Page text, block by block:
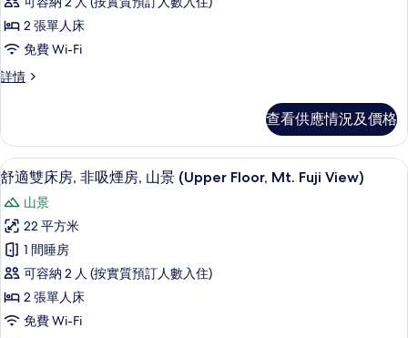
舒
適
床
非
吸
煙
房
的
相
片
2 張單人床
免費 Wi-Fi
詳情
舒
房,
非
吸
房
詳
情
查看供應情況及價格
載
入
所
有
舒
適
雙
8
舒適雙床房, 非吸煙房, 山景 (Upper Floor, Mt. Fuji View)
山景
22 平方米
1 間睡房
可容納 2 人 (按實質預訂人數入住)
2 張單人床
免費 Wi-Fi